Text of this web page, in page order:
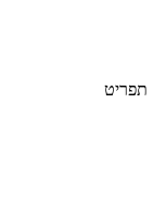
תפריט